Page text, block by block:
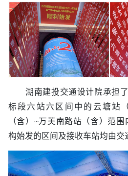
湖南建投交通设计院承担了
标段六站六区间中的云塘站
（含）~万芙南路站（含）范
构始发的区间及接收车站均由交